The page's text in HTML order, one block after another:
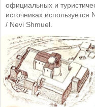
официальных и
источниках используется
/ Nevi Shmuel.